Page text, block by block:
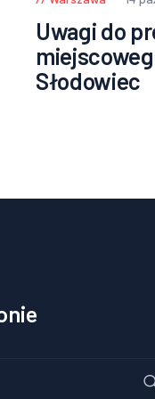
Uwagi do
Słodowiec